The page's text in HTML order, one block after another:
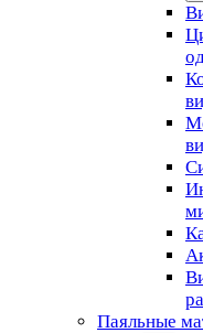
Паяльные